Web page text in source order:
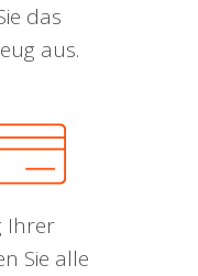
das
aus.
Ihrer
Sie alle